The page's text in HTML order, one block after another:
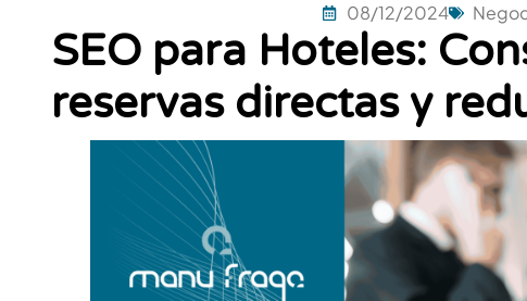
08/12/2024
SEO para Hoteles:
reservas directas y